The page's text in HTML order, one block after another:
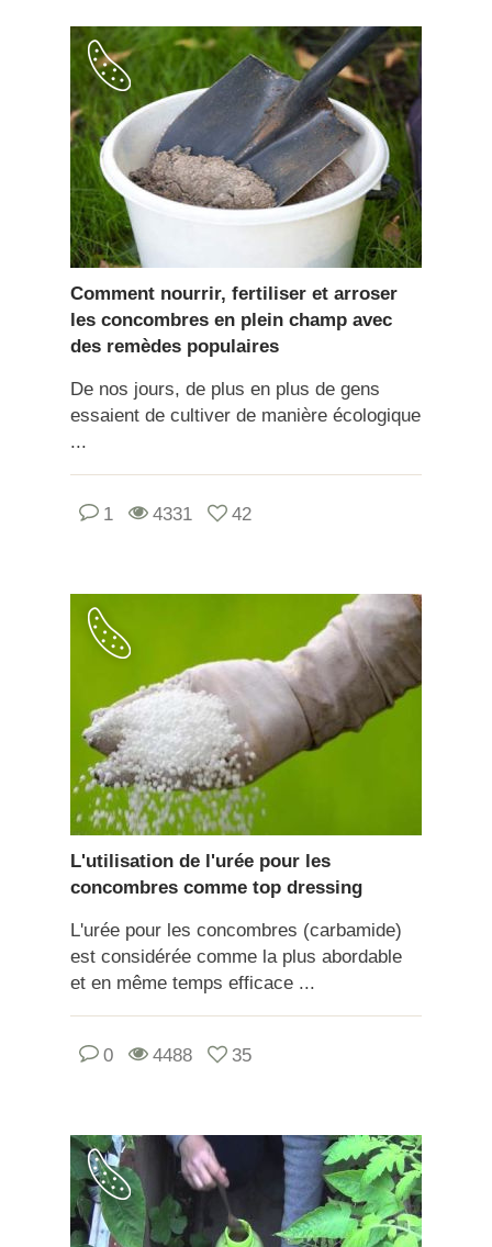
Comment nourrir, fertiliser et arroser
les concombres en plein champ avec
des remèdes populaires
De nos jours, de plus en plus de gens
essaient de cultiver de manière écologique
...
1 4331 42
L'utilisation de l'urée pour les
concombres comme top dressing
L'urée pour les concombres (carbamide)
est considérée comme la plus abordable
et en même temps efficace ...
0 4488 35